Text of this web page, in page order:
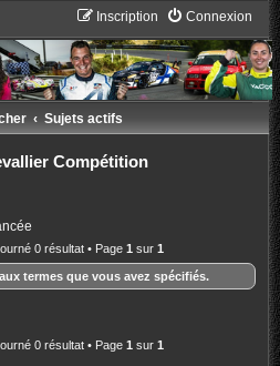
Connexion
Inscription
Sujets actifs
Compétition
0 résultat • Page 1 sur 1
termes que vous avez spécifiés.
0 résultat • Page 1 sur 1